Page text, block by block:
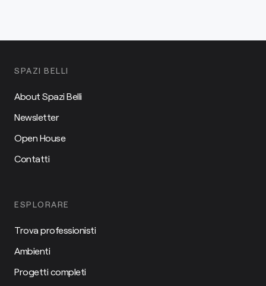
SPAZI BELLI
About Spazi Belli
Newsletter
Open House
Contatti
ESPLORARE
Trova professionisti
Ambienti
Progetti completi